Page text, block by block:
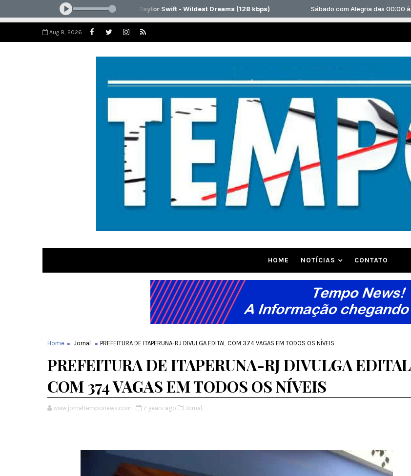
Aug 8, 2026
HOME NOTÍCIAS CONTATO
Home Jornal PREFEITURA DE ITAPERUNA-RJ DIVULGA EDITAL COM 374 VAGAS EM TODOS OS NÍVEIS
PREFEITURA DE ITAPERUNA-RJ DIVULGA EDITAL
COM 374 VAGAS EM TODOS OS NÍVEIS
www.jornaltemponews.com 7 years ago Jornal,